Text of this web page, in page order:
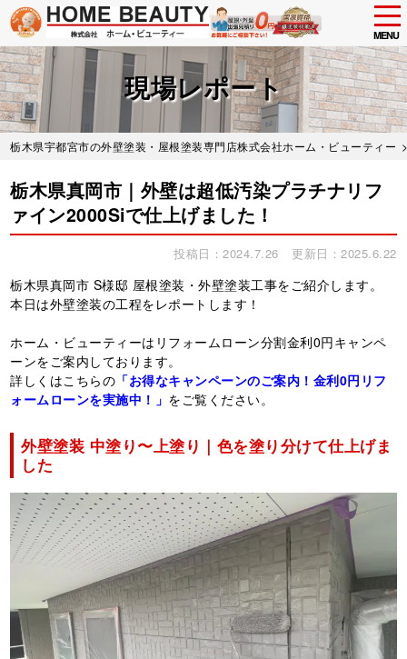
Skip
to
main
content
MENU
現場レポート
栃木県宇都宮市の外壁塗装・屋根塗装専門店株式会社ホーム・ビューティー
栃木県真岡市｜外壁は超低汚染プラチナリフ
ァイン2000Siで仕上げました！
投稿日：2024.7.26 更新日：2025.6.22
栃木県真岡市 S様邸 屋根塗装・外壁塗装工事をご紹介します。
本日は外壁塗装の工程をレポートします！
ホーム・ビューティーはリフォームローン分割金利0円キャンペ
ーンをご案内しております。
詳しくはこちらの 「お得なキャンペーンのご案内！金利0円リフ
ォームローンを実施中！」 をご覧ください。
外壁塗装 中塗り〜上塗り｜色を塗り分けて仕上げま
した